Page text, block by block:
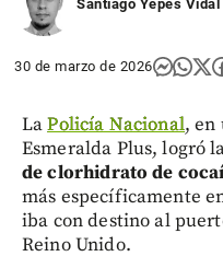
Santiago Yepes Vidal
30 de marzo de 2026
LaPolicía Nacional, en
Esmeralda Plus, logró
de clorhidrato de
más específicamente
iba con destino al
Reino Unido.